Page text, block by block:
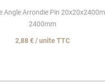
Angle Arrondie Pin
2400mm
2,88 € / unite TTC